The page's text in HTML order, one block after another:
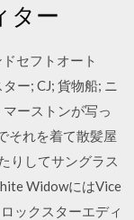
ター
セフトオート
ー; CJ; 貨物船; ニ
ーストンが写っ
それを着て散髪屋
りしてサングラス
WidowにはVice
ックスターエディ